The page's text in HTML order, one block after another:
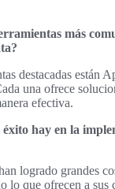
más
destacadas están
una ofrece
efectiva.
éxito hay en la
logrado grandes
lo que ofrecen a sus